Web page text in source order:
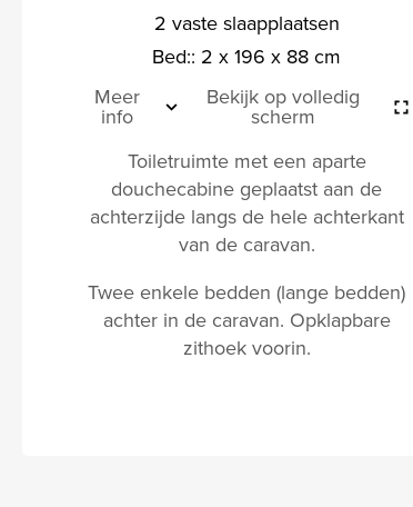
2 vaste slaapplaatsen
Bed:: 2 x 196 x 88 cm
Meer
info
Bekijk op volledig
scherm
Toiletruimte met een aparte
douchecabine geplaatst aan de
achterzijde langs de hele achterkant
van de caravan.
Twee enkele bedden (lange bedden)
achter in de caravan. Opklapbare
zithoek voorin.